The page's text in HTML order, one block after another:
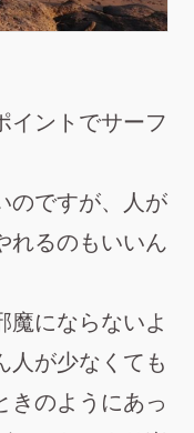
イントでサーフ
のですが、人が
れるのもいいん
魔にならないよ
人が少なくても
きのようにあっ